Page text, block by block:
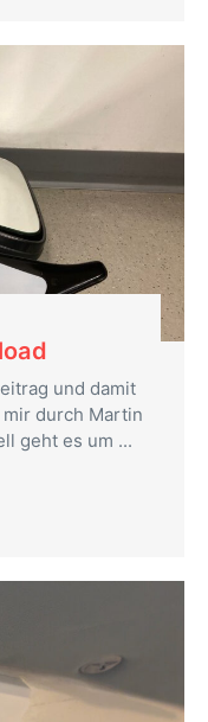
und damit
durch Martin
geht es um ...